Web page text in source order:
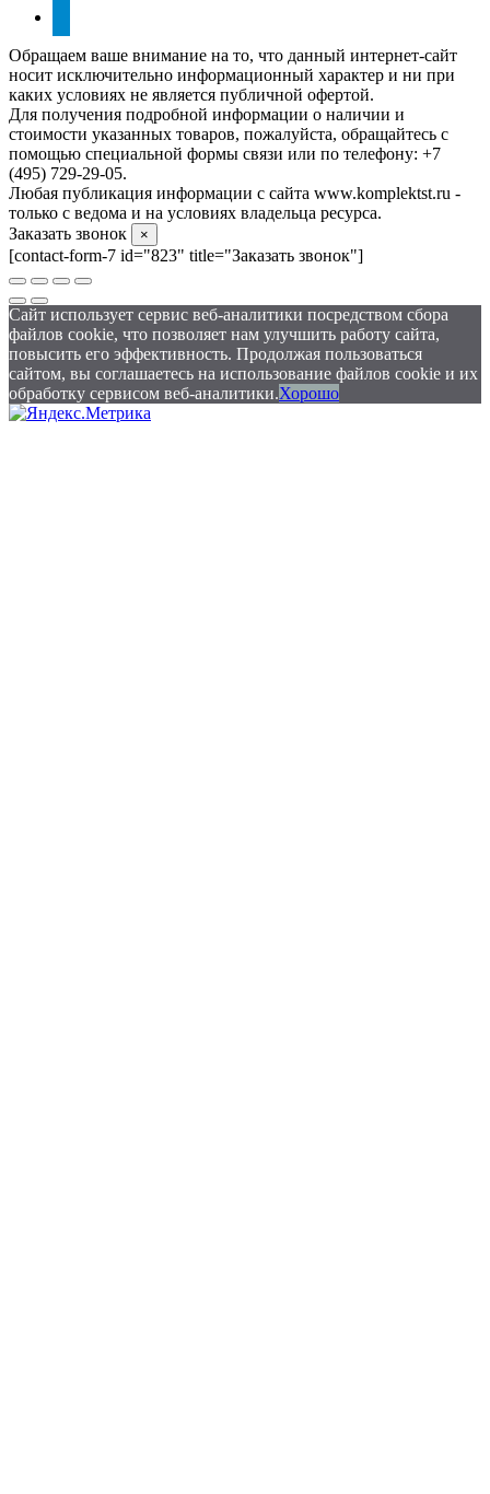
Обращаем ваше внимание на то, что данный интернет-сайт
носит исключительно информационный характер и ни при
каких условиях не является публичной офертой.
Для получения подробной информации о наличии и
стоимости указанных товаров, пожалуйста, обращайтесь с
помощью специальной формы связи или по телефону: +7
(495) 729-29-05.
Любая публикация информации с сайта www.komplektst.ru -
только с ведома и на условиях владельца ресурса.
Заказать звонок
×
[contact-form-7 id="823" title="Заказать звонок"]
Сайт использует сервис веб-аналитики посредством сбора
файлов cookie, что позволяет нам улучшить работу сайта,
повысить его эффективность. Продолжая пользоваться
сайтом, вы соглашаетесь на использование файлов cookie и их
обработку сервисом веб-аналитики.Хорошо